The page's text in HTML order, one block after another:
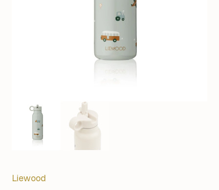
Liewood